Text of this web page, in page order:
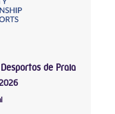
de Praia